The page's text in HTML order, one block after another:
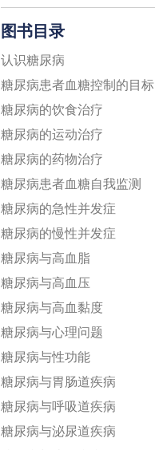
图书目录
认识糖尿病
糖尿病患者血糖控制的目标
糖尿病的饮食治疗
糖尿病的运动治疗
糖尿病的药物治疗
糖尿病患者血糖自我监测
糖尿病的急性并发症
糖尿病的慢性并发症
糖尿病与高血脂
糖尿病与高血压
糖尿病与高血黏度
糖尿病与心理问题
糖尿病与性功能
糖尿病与胃肠道疾病
糖尿病与呼吸道疾病
糖尿病与泌尿道疾病